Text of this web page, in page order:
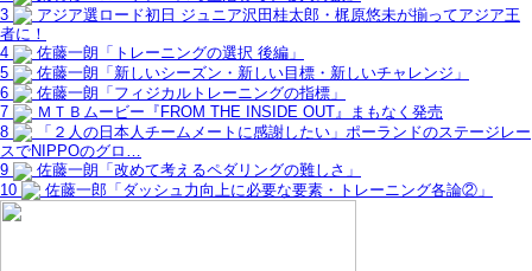
3
アジア選ロード初日 ジュニア沢田桂太郎・梶原悠未が揃ってアジア王
者に！
4
佐藤一朗「トレーニングの選択 後編」
5
佐藤一朗「新しいシーズン・新しい目標・新しいチャレンジ」
6
佐藤一朗「フィジカルトレーニングの指標」
7
ＭＴＢムービー『FROM THE INSIDE OUT』まもなく発売
8
「２人の日本人チームメートに感謝したい」ポーランドのステージレー
スでNIPPOのグロ…
9
佐藤一朗「改めて考えるペダリングの難しさ」
10
佐藤一郎「ダッシュ力向上に必要な要素・トレーニング各論②」